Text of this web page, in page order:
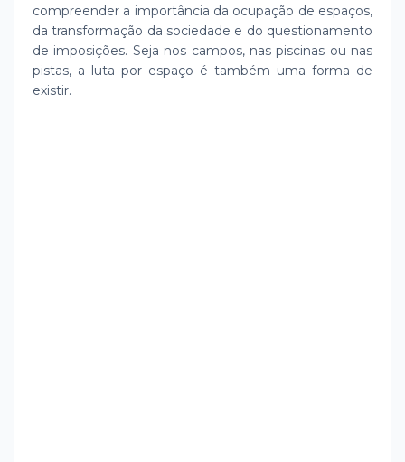
compreender a importância da ocupação de espaços,
da transformação da sociedade e do questionamento
de imposições. Seja nos campos, nas piscinas ou nas
pistas, a luta por espaço é também uma forma de
existir.